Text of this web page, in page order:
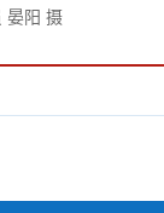
晏阳 摄